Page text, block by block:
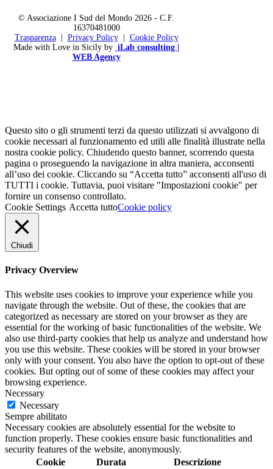
© Associazione I Sud del Mondo 2026 - C.F.
16370481000
Trasparenza| Privacy Policy| Cookie Policy
Made with Love in Sicily by iLab consulting |
WEB Agency
Questo sito o gli strumenti terzi da questo utilizzati si avvalgono di
cookie necessari al funzionamento ed utili alle finalità illustrate nella
nostra cookie policy. Chiudendo questo banner, scorrendo questa
pagina o proseguendo la navigazione in altra maniera, acconsenti
all’uso dei cookie. Cliccando su “Accetta tutto” acconsenti all'uso di
TUTTI i cookie. Tuttavia, puoi visitare "Impostazioni cookie" per
fornire un consenso controllato.
Cookie Settings Accetta tuttoCookie policy
Chiudi
Privacy Overview
This website uses cookies to improve your experience while you
navigate through the website. Out of these, the cookies that are
categorized as necessary are stored on your browser as they are
essential for the working of basic functionalities of the website. We
also use third-party cookies that help us analyze and understand how
you use this website. These cookies will be stored in your browser
only with your consent. You also have the option to opt-out of these
cookies. But opting out of some of these cookies may affect your
browsing experience.
Necessary
Necessary
Sempre abilitato
Necessary cookies are absolutely essential for the website to
function properly. These cookies ensure basic functionalities and
security features of the website, anonymously.
Cookie
Durata Descrizione